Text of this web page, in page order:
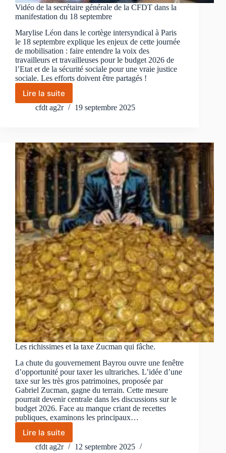
Vidéo de la secrétaire générale de la CFDT dans la
manifestation du 18 septembre
Marylise Léon dans le cortège intersyndical à Paris
le 18 septembre explique les enjeux de cette journée
de mobilisation : faire entendre la voix des
travailleurs et travailleuses pour le budget 2026 de
l’Etat et de la sécurité sociale pour une vraie justice
sociale. Les efforts doivent être partagés !
Lire la suite
Vidéo
de
de
la
CFDT
dans
manifestation
du
18
septembre
cfdt ag2r 19 septembre 2025
Les richissimes et la taxe Zucman qui fâche.
La chute du gouvernement Bayrou ouvre une fenêtre
d’opportunité pour taxer les ultrariches. L’idée d’une
taxe sur les très gros patrimoines, proposée par
Gabriel Zucman, gagne du terrain. Cette mesure
pourrait devenir centrale dans les discussions sur le
budget 2026. Face au manque criant de recettes
publiques, examinons les principaux…
Lire la suite
Les
richissimes
cfdt ag2r
12 septembre 2025